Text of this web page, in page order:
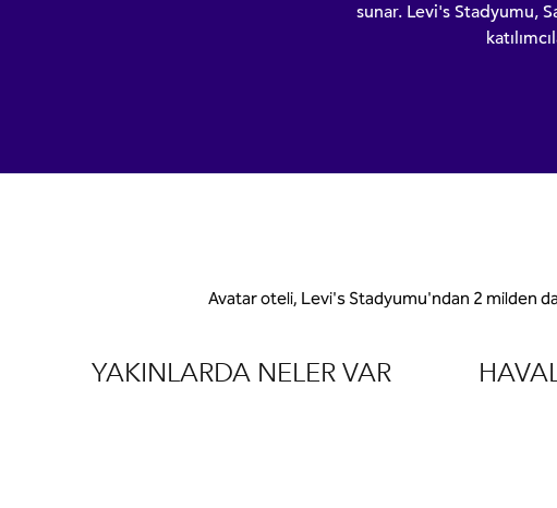
sunar. Levi's Stadyumu,
Avatar oteli, Levi's Stadyumu'ndan 2 milden
YAKINLARDA NELER VAR